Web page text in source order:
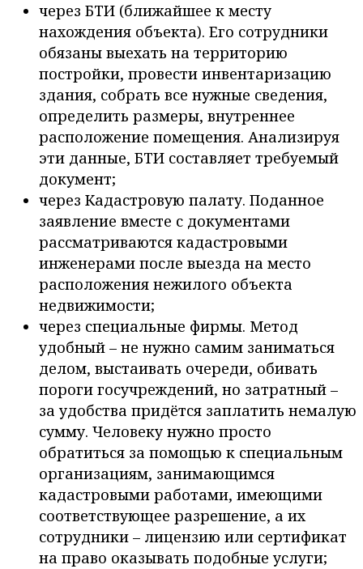
через БТИ (ближайшее к месту
нахождения объекта). Его сотрудники
обязаны выехать на территорию
постройки, провести инвентаризацию
здания, собрать все нужные сведения,
определить размеры, внутреннее
расположение помещения. Анализируя
эти данные, БТИ составляет требуемый
документ;
через Кадастровую палату. Поданное
заявление вместе с документами
рассматриваются кадастровыми
инженерами после выезда на место
расположения нежилого объекта
недвижимости;
через специальные фирмы. Метод
удобный – не нужно самим заниматься
делом, выстаивать очереди, обивать
пороги госучреждений, но затратный –
за удобства придётся заплатить немалую
сумму. Человеку нужно просто
обратиться за помощью к специальным
организациям, занимающимся
кадастровыми работами, имеющими
соответствующее разрешение, а их
сотрудники – лицензию или сертификат
на право оказывать подобные услуги;